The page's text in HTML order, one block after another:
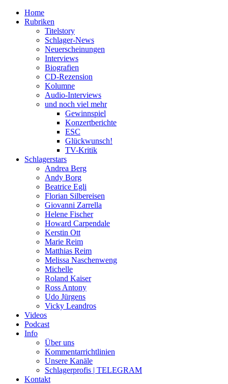
Home
Rubriken
Titelstory
Schlager-News
Neuerscheinungen
Interviews
Biografien
CD-Rezension
Kolumne
Audio-Interviews
und noch viel mehr
Gewinnspiel
Konzertberichte
ESC
Glückwunsch!
TV-Kritik
Schlagerstars
Andrea Berg
Andy Borg
Beatrice Egli
Florian Silbereisen
Giovanni Zarrella
Helene Fischer
Howard Carpendale
Kerstin Ott
Marie Reim
Matthias Reim
Melissa Naschenweng
Michelle
Roland Kaiser
Ross Antony
Udo Jürgens
Vicky Leandros
Videos
Podcast
Info
Über uns
Kommentarrichtlinien
Unsere Kanäle
Schlagerprofis | TELEGRAM
Kontakt